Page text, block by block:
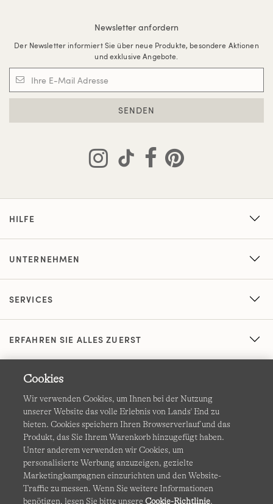
Newsletter anfordern
Der Newsletter informiert Sie über neue Produkte, besondere Aktionen
und exklusive Angebote.
SENDEN
HILFE
UNTERNEHMEN
SERVICES
ERFAHREN SIE ALLES ZUERST
AGB Datenschutz & Sicherheit
Cookies Ich möchte auswählen Barrierefreiheit
Site Map Internationale Websites
Cookies
Wir verwenden Cookies, um Ihnen bei der Nutzung
unserer Website das volle Erlebnis von Lands' End zu
bieten. Cookies speichern Ihren Browserverlauf und das
Produkt, das Sie Ihrem Warenkorb hinzugefügt haben.
Unter anderem verwenden wir Cookies, um
personalisierte Werbung anzuzeigen, gezielte
Marketingkampagnen einzurichten und den Website-
Traffic zu messen. Wenn Sie weitere Informationen
benötigen, lesen Sie bitte unsereCookie-Richtlinie.